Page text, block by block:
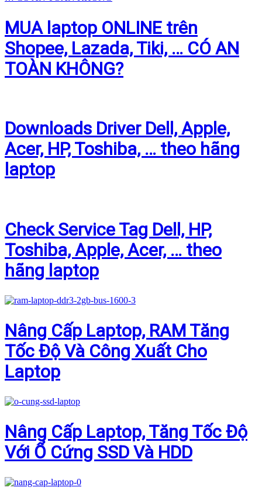
MUA laptop ONLINE trên
Shopee, Lazada, Tiki, … CÓ AN
TOÀN KHÔNG?
Downloads Driver Dell, Apple,
Acer, HP, Toshiba, … theo hãng
laptop
Check Service Tag Dell, HP,
Toshiba, Apple, Acer, … theo
hãng laptop
Nâng Cấp Laptop, RAM Tăng
Tốc Độ Và Công Xuất Cho
Laptop
Nâng Cấp Laptop, Tăng Tốc Độ
Với Ổ Cứng SSD Và HDD